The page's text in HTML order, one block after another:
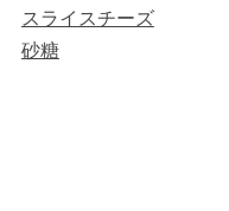
スライスチーズ
砂糖